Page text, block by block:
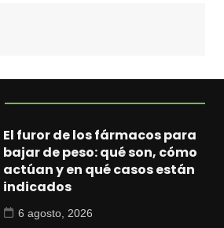
El furor de los fármacos para
bajar de peso: qué son, cómo
actúan y en qué casos están
indicados
6 agosto, 2026